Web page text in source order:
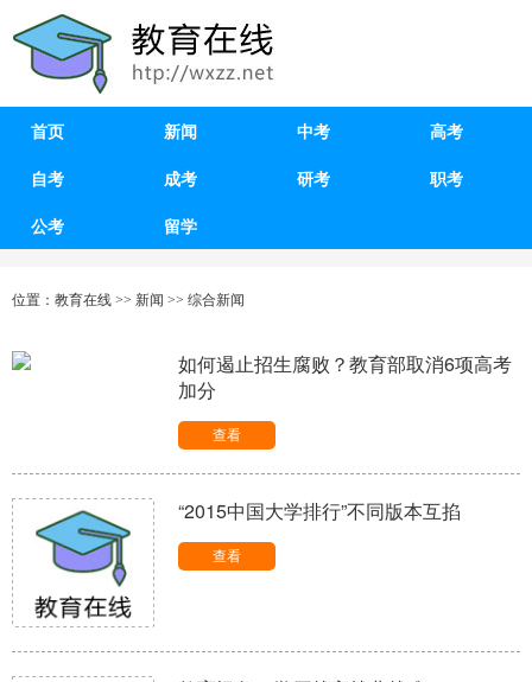
首页 新闻 中考
高考
自考
成考 研考
职考
公考
留学
位置： 教育在线 >> 新闻 >> 综合新闻
如何遏止招生腐败？教育部取消6项高考
加分
查看
“2015中国大学排行”不同版本互掐
查看